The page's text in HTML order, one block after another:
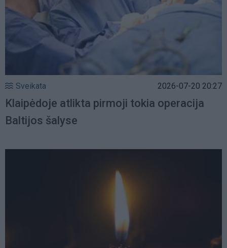
Sveikata 2026-07-20 20:27
Klaipėdoje atlikta pirmoji tokia operacija
Baltijos šalyse